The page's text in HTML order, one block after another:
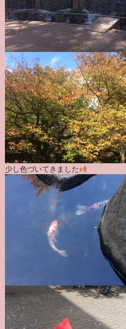
少し色づいてきました